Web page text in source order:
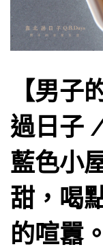
【男子
過日子
藍色小
甜，喝
的喧囂